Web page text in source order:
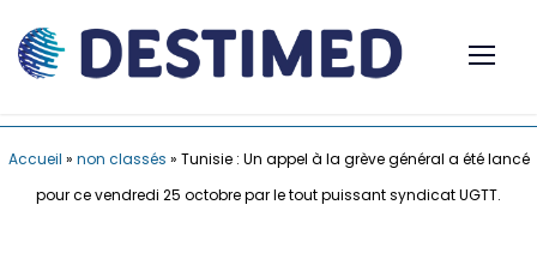
Accueil » non classés » Tunisie : Un appel à la grève général a été lancé
pour ce vendredi 25 octobre par le tout puissant syndicat UGTT.